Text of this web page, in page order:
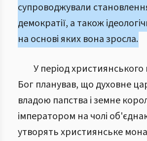
супроводжували
демократії, а також
на основі яких вона зросла.
У період християнського
Бог планував, що духовне
владою папства і земне
імператором на чолі
утворять християнське